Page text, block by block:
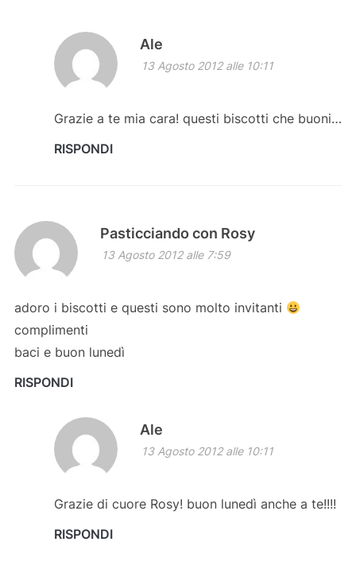
Ale
13 Agosto 2012 alle 10:11
Grazie a te mia cara! questi biscotti che buoni…
RISPONDI
Pasticciando con Rosy
13 Agosto 2012 alle 7:59
adoro i biscotti e questi sono molto invitanti
complimenti
baci e buon lunedì
RISPONDI
Ale
13 Agosto 2012 alle 10:11
Grazie di cuore Rosy! buon lunedì anche a te!!!!
RISPONDI